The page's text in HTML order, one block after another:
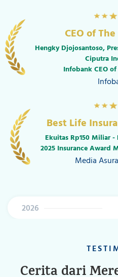
The Best
Premium
Top 20 Financial
The
Indonesia Best
Best Customer Service
> 5T
6th Indonesia Best
The
Cerita dari